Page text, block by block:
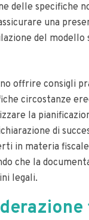
delle specifiche
una
del modello
offrire consigli
circostanze
la
di
in materia
che la
legali.